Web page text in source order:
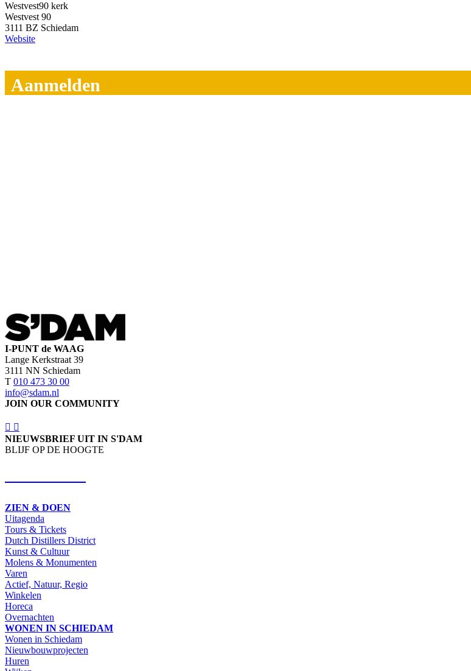
Westvest90 kerk
Westvest 90
3111 BZ Schiedam
Website
Aanmelden
I-PUNT de WAAG
Lange Kerkstraat 39
3111 NN Schiedam
T 010 473 30 00
info@sdam.nl
JOIN OUR COMMUNITY
NIEUWSBRIEF UIT IN S'DAM
BLIJF OP DE HOOGTE
ZIEN & DOEN
Uitagenda
Tours & Tickets
Dutch Distillers District
Kunst & Cultuur
Molens & Monumenten
Varen
Actief, Natuur, Regio
Winkelen
Horeca
Overnachten
WONEN IN SCHIEDAM
Wonen in Schiedam
Nieuwbouwprojecten
Huren